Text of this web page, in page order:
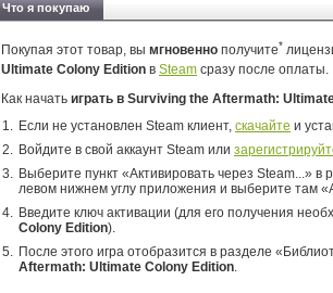
Что я покупаю
Покупая этот товар, вы мгновенно получите*
Ultimate Colony Edition в Steam сразу после оплаты.
Как начать играть в Surviving the Aftermath:
Если не установлен Steam клиент, скачайте и
Войдите в свой аккаунт Steam или
Выберите пункт «Активировать через Steam...»
левом нижнем углу приложения и выберите там
Введите ключ активации (для его получения
Colony Edition).
После этого игра отобразится в разделе
Aftermath: Ultimate Colony Edition.